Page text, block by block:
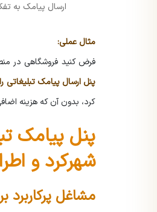
ارسال پیامک به
مثال عملی:
فرض کنید فروشگاهی در
پنل ارسال پیامک تبلیغاتی
کرد، بدون آن که هزینه
پنل پیامک
شهرکرد و
مشاغل پرکاربرد